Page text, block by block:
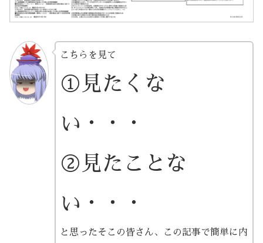
こちらを見て
①見たくな
い・・・
②見たことな
い・・・
と思ったそこの皆さん、この記事で簡単に内